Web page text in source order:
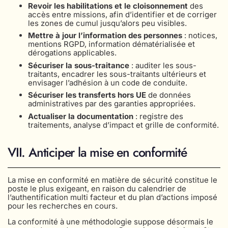
Revoir les habilitations et le cloisonnement des
accès entre missions, afin d’identifier et de corriger
les zones de cumul jusqu’alors peu visibles.
Mettre à jour l’information des personnes : notices,
mentions RGPD, information dématérialisée et
dérogations applicables.
Sécuriser la sous-traitance : auditer les sous-
traitants, encadrer les sous-traitants ultérieurs et
envisager l’adhésion à un code de conduite.
Sécuriser les transferts hors UE de données
administratives par des garanties appropriées.
Actualiser la documentation : registre des
traitements, analyse d’impact et grille de conformité.
VII. Anticiper la mise en conformité
La mise en conformité en matière de sécurité constitue le
poste le plus exigeant, en raison du calendrier de
l’authentification multi facteur et du plan d’actions imposé
pour les recherches en cours.
La conformité à une méthodologie suppose désormais le